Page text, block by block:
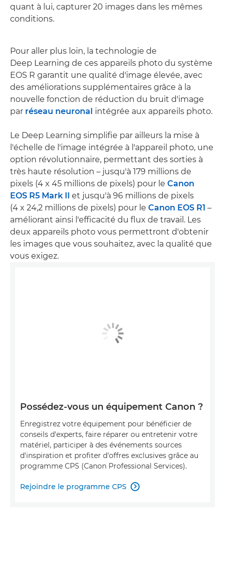
quant à lui, capturer 20 images dans les mêmes
conditions.
Pour aller plus loin, la technologie de
Deep Learning de ces appareils photo du système
EOS R garantit une qualité d'image élevée, avec
des améliorations supplémentaires grâce à la
nouvelle fonction de réduction du bruit d'image
par réseau neuronal intégrée aux appareils photo.
Le Deep Learning simplifie par ailleurs la mise à
l'échelle de l'image intégrée à l'appareil photo, une
option révolutionnaire, permettant des sorties à
très haute résolution – jusqu'à 179 millions de
pixels (4 x 45 millions de pixels) pour le Canon
EOS R5 Mark II et jusqu'à 96 millions de pixels
(4 x 24,2 millions de pixels) pour le Canon EOS R1 –
améliorant ainsi l'efficacité du flux de travail. Les
deux appareils photo vous permettront d'obtenir
les images que vous souhaitez, avec la qualité que
vous exigez.
Possédez-vous un équipement Canon ?
Enregistrez votre équipement pour bénéficier de
conseils d'experts, faire réparer ou entretenir votre
matériel, participer à des événements sources
d'inspiration et profiter d'offres exclusives grâce au
programme CPS (Canon Professional Services).
Rejoindre le programme CPS 